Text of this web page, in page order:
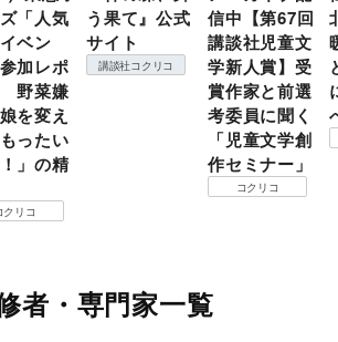
「人気
ベン
加レポ
野菜嫌
を変え
ったい
」の精
クリコ
う果て』公式
サイト
講談社コクリコ
信中【第67回
講談社児童文
学新人賞】受
賞作家と前選
考委員に聞く
「児童文学創
作セミナー」
コクリコ
者・専門家一覧